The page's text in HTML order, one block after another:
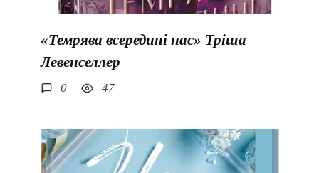
«Темрява всередині нас» Тріша
Левенселлер
0 47